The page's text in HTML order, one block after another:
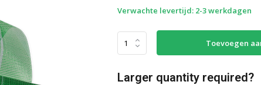
Verwachte levertijd: 2-3 werkdagen
Toevoegen
Larger quantity required?